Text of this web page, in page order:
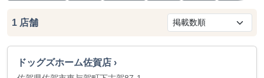
1 店舗
ドッグズホーム佐賀店 ›